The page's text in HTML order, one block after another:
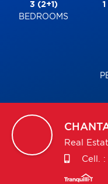
3 (2+1)
BEDROOMS
1
Real
Cell. :